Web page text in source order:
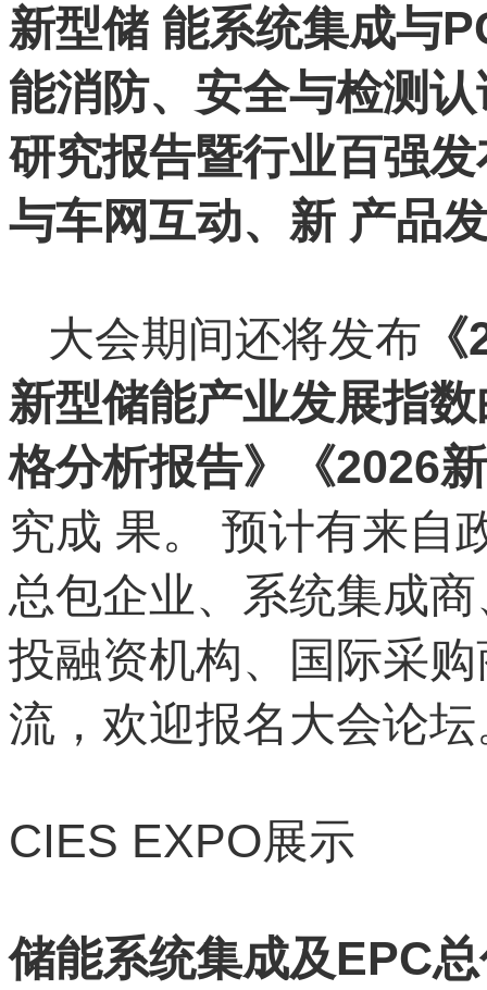
新型储 能系统集成与
能消防、安全与检测
研究报告暨行业百强
与车网互动、新 产品
大会期间还将发布
新型储能产业发展指
格分析报告》《2026
究成 果。 预计有来自
总包企业、系统集成
投融资机构、国际采
流，欢迎报名大会论坛
CIES EXPO展示
储能系统集成及EPC